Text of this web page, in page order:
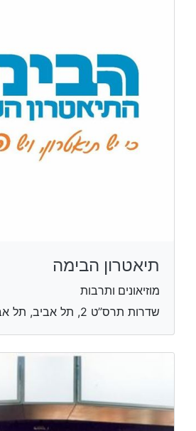
תיאטרון הבימה
מוזיאונים ותרבות
שדרות תרס”ט 2, תל אביב, תל אביב יפו